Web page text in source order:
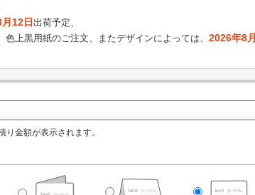
12日 出荷予定、
色上黒用紙のご注文、またデザインによっては、 2026年8月
金額が表示されます。